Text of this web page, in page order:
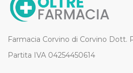
Farmacia Corvino di Corvino Dott.
Partita IVA 04254450614